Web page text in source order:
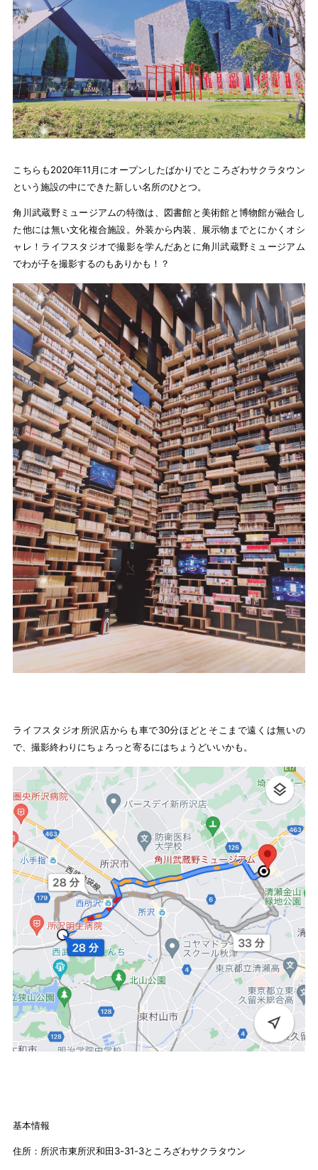
こちらも2020年11月にオープンしたばかりでところざわサクラタウン
という施設の中にできた新しい名所のひとつ。
角川武蔵野ミュージアムの特徴は、図書館と美術館と博物館が融合し
た他には無い文化複合施設。外装から内装、展示物までとにかくオシ
ャレ！ライフスタジオで撮影を学んだあとに角川武蔵野ミュージアム
でわが子を撮影するのもありかも！？
ライフスタジオ所沢店からも車で30分ほどとそこまで遠くは無いの
で、撮影終わりにちょろっと寄るにはちょうどいいかも。
基本情報
住所：所沢市東所沢和田3-31-3ところざわサクラタウン